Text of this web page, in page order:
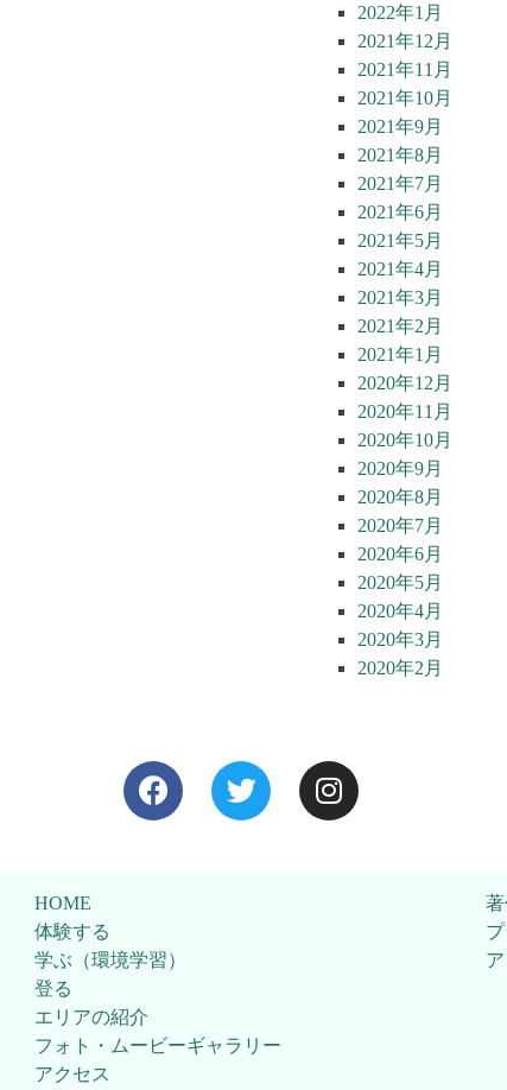
2022年1月
2021年12月
2021年11月
2021年10月
2021年9月
2021年8月
2021年7月
2021年6月
2021年5月
2021年4月
2021年3月
2021年2月
2021年1月
2020年12月
2020年11月
2020年10月
2020年9月
2020年8月
2020年7月
2020年6月
2020年5月
2020年4月
2020年3月
2020年2月
HOME
体験する
学ぶ（環境学習）
登る
エリアの紹介
フォト・ムービーギャラリー
アクセス